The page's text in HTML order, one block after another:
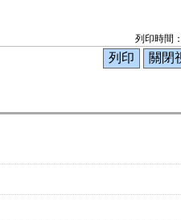
列印時間